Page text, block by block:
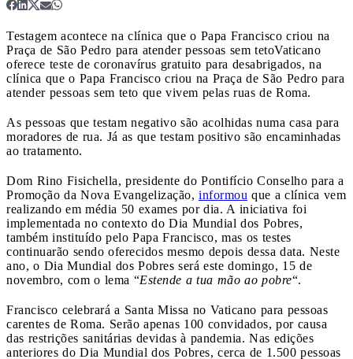
Testagem acontece na clínica que o Papa Francisco criou na
Praça de São Pedro para atender pessoas sem tetoVaticano
oferece teste de coronavírus gratuito para desabrigados, na
clínica que o Papa Francisco criou na Praça de São Pedro para
atender pessoas sem teto que vivem pelas ruas de Roma.
As pessoas que testam negativo são acolhidas numa casa para
moradores de rua. Já as que testam positivo são encaminhadas
ao tratamento.
Dom Rino Fisichella, presidente do Pontifício Conselho para a
Promoção da Nova Evangelização, informou que a clínica vem
realizando em média 50 exames por dia. A iniciativa foi
implementada no contexto do Dia Mundial dos Pobres,
também instituído pelo Papa Francisco, mas os testes
continuarão sendo oferecidos mesmo depois dessa data. Neste
ano, o Dia Mundial dos Pobres será este domingo, 15 de
novembro, com o lema “Estende a tua mão ao pobre“.
Francisco celebrará a Santa Missa no Vaticano para pessoas
carentes de Roma. Serão apenas 100 convidados, por causa
das restrições sanitárias devidas à pandemia. Nas edições
anteriores do Dia Mundial dos Pobres, cerca de 1.500 pessoas